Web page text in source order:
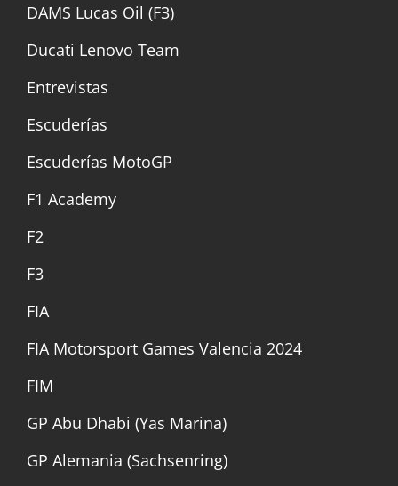
DAMS Lucas Oil (F3)
Ducati Lenovo Team
Entrevistas
Escuderías
Escuderías MotoGP
F1 Academy
F2
F3
FIA
FIA Motorsport Games Valencia 2024
FIM
GP Abu Dhabi (Yas Marina)
GP Alemania (Sachsenring)